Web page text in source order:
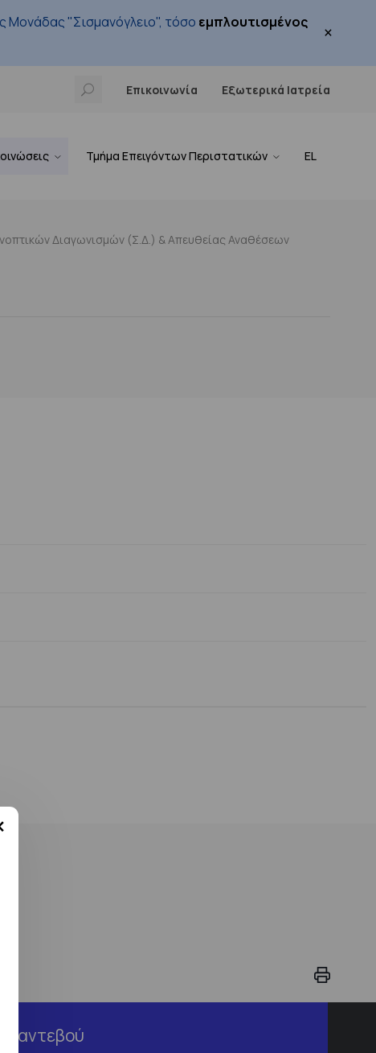
Μονάδας "Σισμανόγλειο", τόσο εμπλουτισμένος
×
Επικοινωνία Εξωτερικά Ιατρεία
Τμήμα Επειγόντων Περιστατικών EL
Διαγωνισμών (Σ.Δ.) & Απευθείας Αναθέσεων
Ραντεβού